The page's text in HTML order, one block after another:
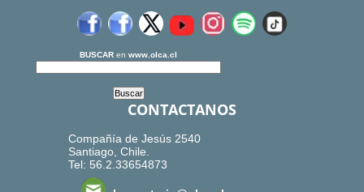
BUSCAR en www.olca.cl
CONTACTANOS
Compañía de Jesús 2540
Santiago, Chile.
Tel: 56.2.33654873